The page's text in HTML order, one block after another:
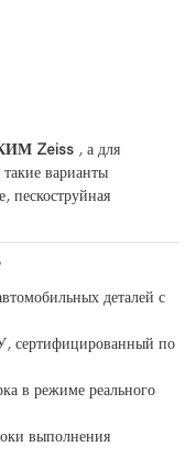
Zeiss , а для
варианты
пескоструйная
деталей с
сертифицированный по
в режиме реального
выполнения